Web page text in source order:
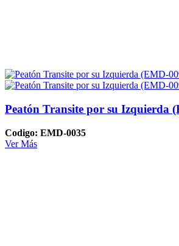
Peatón Transite por su Izquierda
Codigo: EMD-0035
Ver Más